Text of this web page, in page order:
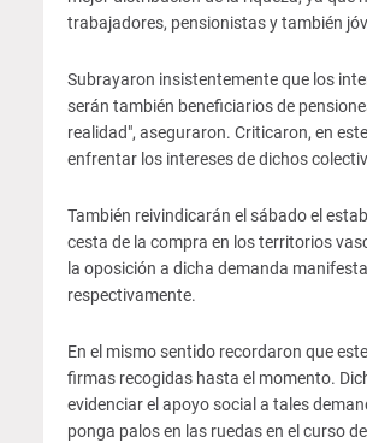
trabajadores, pensionistas y también
Subrayaron insistentemente que los
serán también beneficiarios de
realidad", aseguraron. Criticaron, en
enfrentar los intereses de dichos
También reivindicarán el sábado el
cesta de la compra en los territorios
la oposición a dicha demanda
respectivamente.
En el mismo sentido recordaron que
firmas recogidas hasta el momento.
evidenciar el apoyo social a tales
ponga palos en las ruedas en el curso